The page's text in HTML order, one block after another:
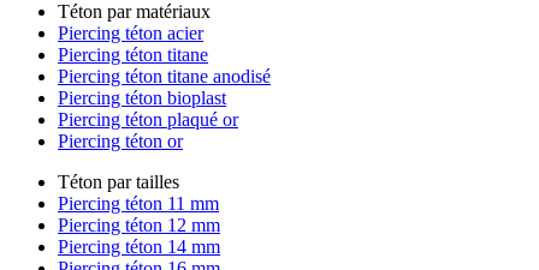
Téton par matériaux
Piercing téton acier
Piercing téton titane
Piercing téton titane anodisé
Piercing téton bioplast
Piercing téton plaqué or
Piercing téton or
Téton par tailles
Piercing téton 11 mm
Piercing téton 12 mm
Piercing téton 14 mm